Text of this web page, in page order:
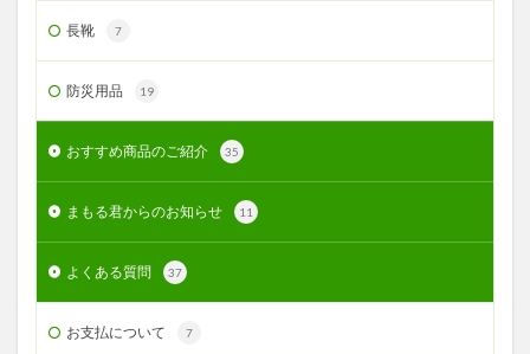
長靴 7
防災用品 19
おすすめ商品のご紹介 35
まもる君からのお知らせ 11
よくある質問 37
お支払について 7